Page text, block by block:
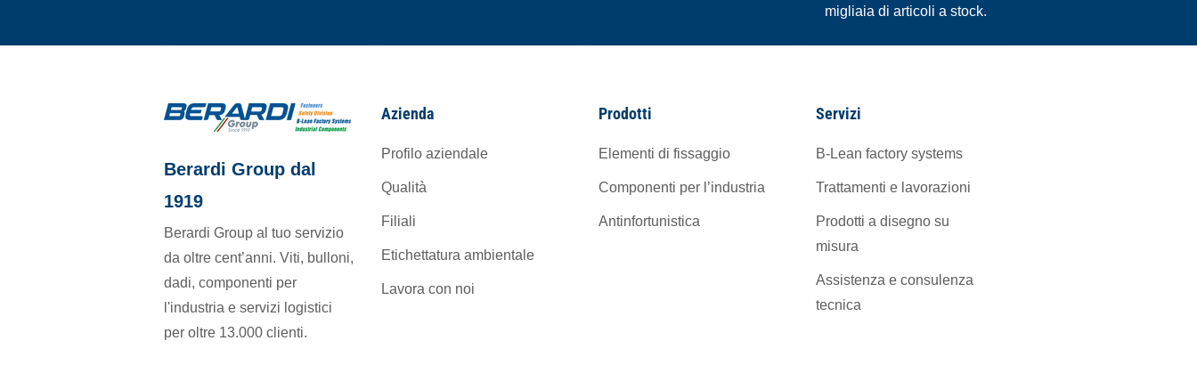
migliaia di articoli a stock.
Berardi Group dal
1919
Berardi Group al tuo servizio
da oltre cent’anni. Viti, bulloni,
dadi, componenti per
l'industria e servizi logistici
per oltre 13.000 clienti.
Azienda
Profilo aziendale
Qualità
Filiali
Etichettatura ambientale
Lavora con noi
Prodotti
Elementi di fissaggio
Componenti per l’industria
Antinfortunistica
Servizi
B-Lean factory systems
Trattamenti e lavorazioni
Prodotti a disegno su
misura
Assistenza e consulenza
tecnica